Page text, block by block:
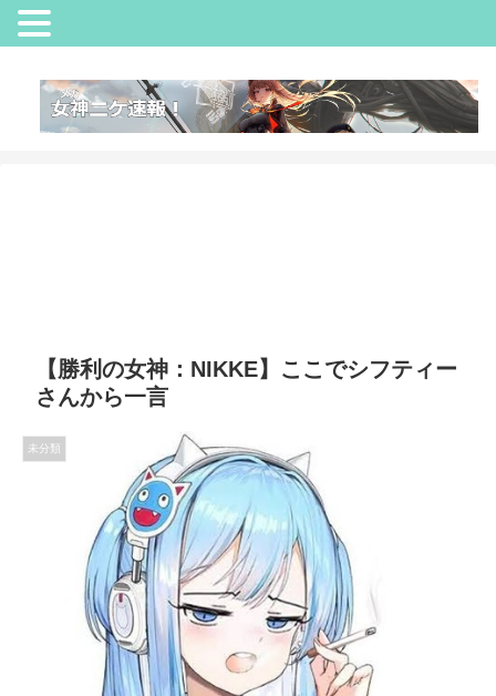
【勝利の女神：NIKKE】ここでシフティー
さんから一言
未分類